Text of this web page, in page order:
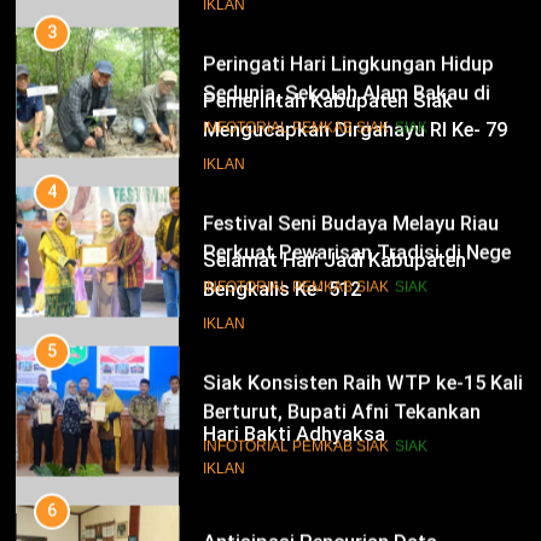
IKLAN
13
Pemerintah Kabupaten Siak
Mengucapkan Dirgahayu RI Ke- 79
IKLAN
14
Selamat Hari Jadi Kabupaten
Bengkalis Ke- 512
IKLAN
15
Hari Bakti Adhyaksa
IKLAN
Peringati Hari Lingkungan Hidup
Siak Cetak Generasi Penjaga
Pesisir
INFOTORIAL PEMKAB SIAK SIAK
4
Festival Seni Budaya Melayu Riau
Istana
INFOTORIAL PEMKAB SIAK SIAK
5
Siak Konsisten Raih WTP ke-15 Kali
Penguatan Tata Kelola Keuangan
INFOTORIAL PEMKAB SIAK SIAK